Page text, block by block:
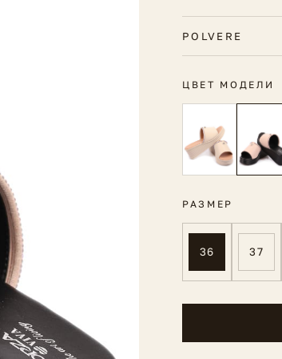
POLVERE
ЦВЕТ МОДЕЛИ
РАЗМЕР
36 37